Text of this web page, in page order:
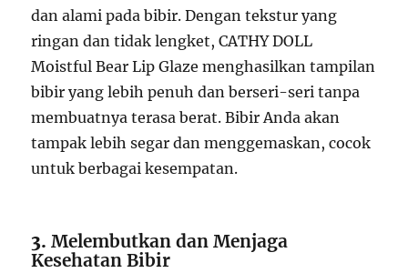
dan alami pada bibir. Dengan tekstur yang
ringan dan tidak lengket, CATHY DOLL
Moistful Bear Lip Glaze menghasilkan tampilan
bibir yang lebih penuh dan berseri-seri tanpa
membuatnya terasa berat. Bibir Anda akan
tampak lebih segar dan menggemaskan, cocok
untuk berbagai kesempatan.
3.Melembutkan dan Menjaga
Kesehatan Bibir